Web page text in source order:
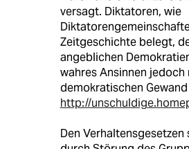
versagt. Diktatoren, wie
Zeitgeschichte belegt,
angeblichen
wahres Ansinnen jedoch
demokratischen
http://
Den